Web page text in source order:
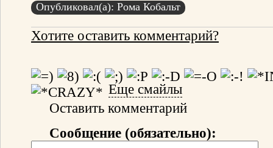
Опубликовал(а): Рома Кобальт
Хотите оставить комментарий?
Еще смайлы
Оставить комментарий
Сообщение (обязательно):